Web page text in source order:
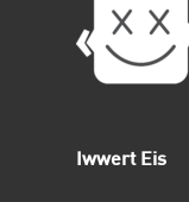
Iwwert Eis